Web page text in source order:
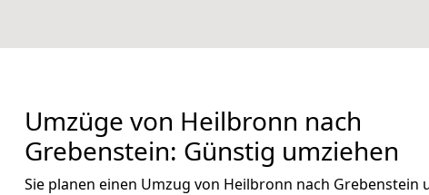
Umzüge von Heilbronn nach
Grebenstein: Günstig umziehen
Sie planen einen Umzug von Heilbronn nach Grebenstein